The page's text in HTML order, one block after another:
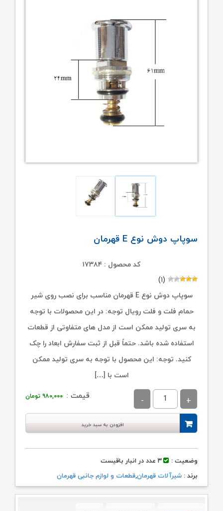
سوپاپ دوش نوع E قهرمان
کد محصول : ۱۷۳۸۴
(۱)
سوپاپ دوش نوع E قهرمان مناسب برای نصب روی شیر
حمام فلت و فلت رویال توجه: در این محصولات با توجه
به سری تولید ممکن است از مدل های متفاوتی از قطعات
استفاده شده باشد. حتماً قبل از ثبت سفارش ابعاد را چک
کنید. توجه: این محصول با توجه به سری تولید ممکن
است با […]
قیمت : ۹۸۰,۰۰۰ تومان
افزودن به سبد خرید
وضعیت :
۳ عدد در انبار باقیست
برند : شیرآلات قهرمان,قطعات و لوازم جانبی قهرمان